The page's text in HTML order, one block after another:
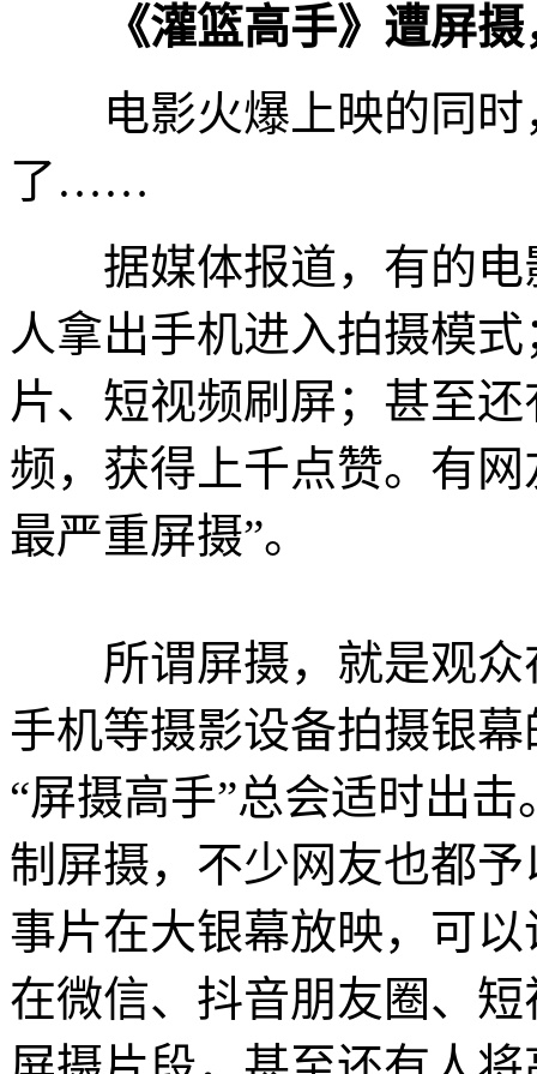
《灌篮高手》遭屏
电影火爆上映的同时
了……
据媒体报道，有的电
人拿出手机进入拍摄模
片、短视频刷屏；甚至
频，获得上千点赞。有
最严重屏摄”。
所谓屏摄，就是观众
手机等摄影设备拍摄银
“屏摄高手”总会适时出
制屏摄，不少网友也都
事片在大银幕放映，可
在微信、抖音朋友圈、